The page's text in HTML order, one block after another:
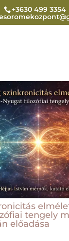
+3630 499 3354
tengely
előadása